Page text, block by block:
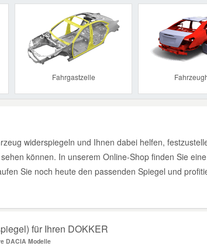
Fahrgastzelle
widerspiegeln und Ihnen dabei helfen,
können. In unserem Online-Shop finden Sie
Sie noch heute den passenden Spiegel und
für Ihren DOKKER
DACIA Modelle